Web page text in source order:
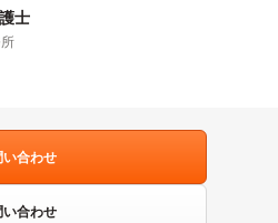
士
合わせ
合わせ